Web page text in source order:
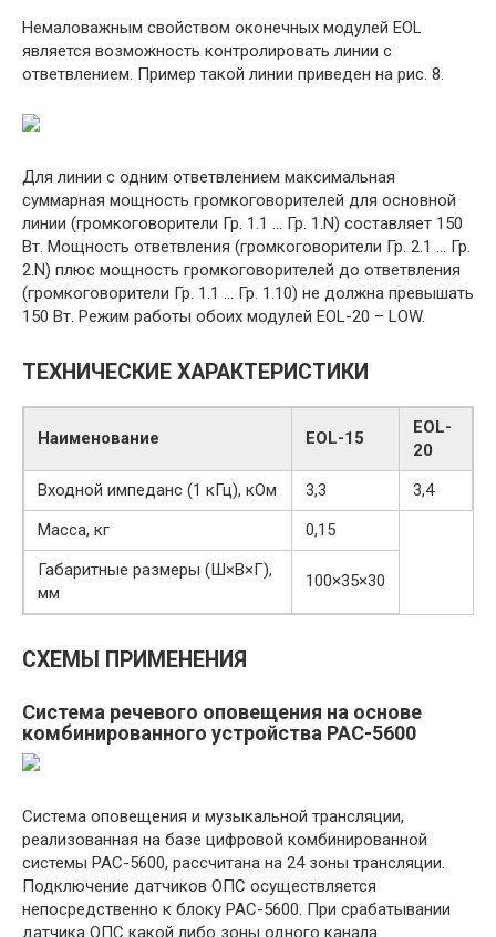
Немаловажным свойством оконечных модулей EOL
является возможность контролировать линии с
ответвлением. Пример такой линии приведен на рис. 8.
Для линии с одним ответвлением максимальная
суммарная мощность громкоговорителей для основной
линии (громкоговорители Гр. 1.1 … Гр. 1.N) составляет 150
Вт. Мощность ответвления (громкоговорители Гр. 2.1 … Гр.
2.N) плюс мощность громкоговорителей до ответвления
(громкоговорители Гр. 1.1 … Гр. 1.10) не должна превышать
150 Вт. Режим работы обоих модулей EOL-20 – LOW.
ТЕХНИЧЕСКИЕ ХАРАКТЕРИСТИКИ
Наименование EOL-15
EOL-
20
Входной импеданс (1 кГц), кОм
3,3
3,4
Масса, кг
0,15
Габаритные размеры (Ш×В×Г),
мм
100×35×30
СХЕМЫ ПРИМЕНЕНИЯ
Система речевого оповещения на основе
комбинированного устройства PAC-5600
Система оповещения и музыкальной трансляции,
реализованная на базе цифровой комбинированной
системы PAC-5600, рассчитана на 24 зоны трансляции.
Подключение датчиков ОПС осуществляется
непосредственно к блоку PAC-5600. При срабатывании
датчика ОПС какой либо зоны одного канала